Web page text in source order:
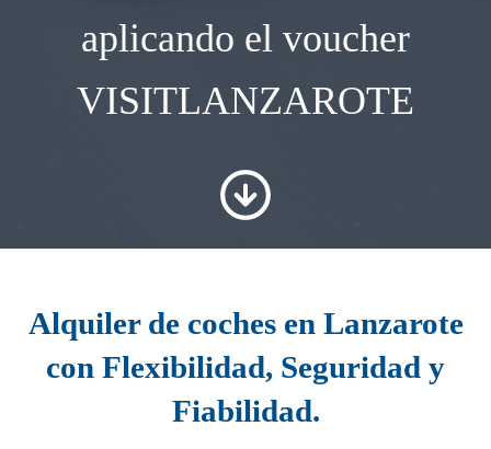
aplicando el voucher
VISITLANZAROTE
Alquiler de coches en Lanzarote
con Flexibilidad, Seguridad y
Fiabilidad.